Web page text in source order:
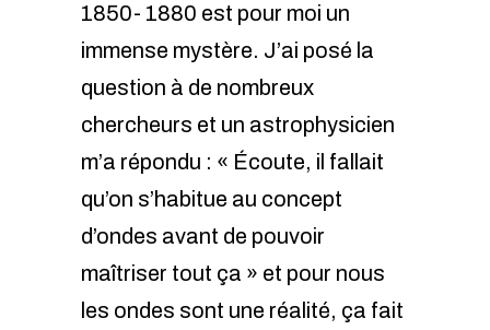
1850- 1880 est pour moi un
immense mystère. J’ai posé la
question à de nombreux
chercheurs et un astrophysicien
m’a répondu : « Écoute, il fallait
qu’on s’habitue au concept
d’ondes avant de pouvoir
maîtriser tout ça » et pour nous
les ondes sont une réalité, ça fait